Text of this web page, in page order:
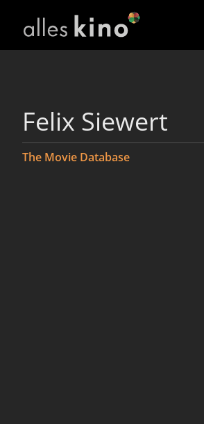
Felix Siewert
The Movie Database